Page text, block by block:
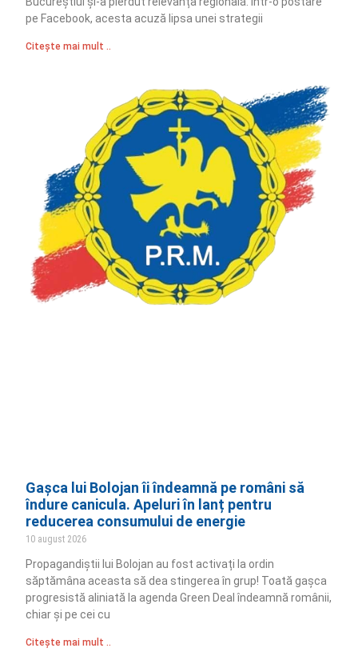
pe Facebook, acesta acuză lipsa unei strategii
Citește mai mult ..
Gașca lui Bolojan îi îndeamnă pe români să
îndure canicula. Apeluri în lanț pentru
reducerea consumului de energie
10 august 2026
Propagandiștii lui Bolojan au fost activați la ordin
săptămâna aceasta să dea stingerea în grup! Toată gașca
progresistă aliniată la agenda Green Deal îndeamnă românii,
chiar și pe cei cu
Citește mai mult ..